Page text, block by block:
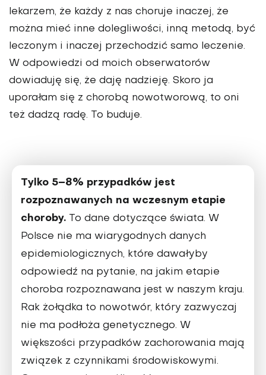
lekarzem, że każdy z nas choruje inaczej, że
można mieć inne dolegliwości, inną metodą, być
leczonym i inaczej przecho­dzić samo leczenie.
W odpowiedzi od moich obserwatorów
dowiaduję się, że daję nadzieję. Skoro ja
uporałam się z cho­robą nowotworową, to oni
też dadzą radę. To buduje.
Tylko 5–8% przypadków jest
rozpoznawanych na wcze­snym etapie
choroby. To dane dotyczące świata. W
Polsce nie ma wiarygodnych danych
epidemiologicznych, które dawałyby
odpowiedź na pytanie, na jakim etapie
cho­roba rozpoznawana jest w naszym kraju.
Rak żołądka to nowotwór, który zazwyczaj
nie ma podłoża genetycznego. W
większości przypadków zachorowania mają
związek z czynnikami środowiskowymi.